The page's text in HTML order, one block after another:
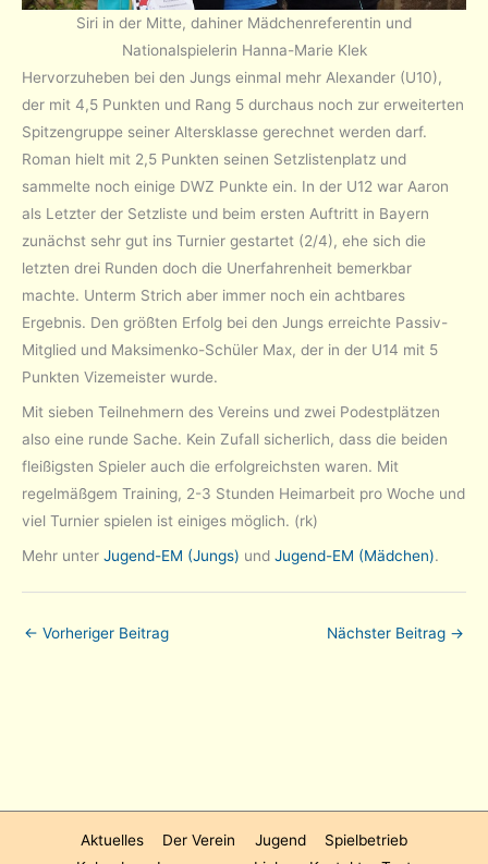
Siri in der Mitte, dahiner Mädchenreferentin und
Nationalspielerin Hanna-Marie Klek
Hervorzuheben bei den Jungs einmal mehr Alexander (U10),
der mit 4,5 Punkten und Rang 5 durchaus noch zur erweiterten
Spitzengruppe seiner Altersklasse gerechnet werden darf.
Roman hielt mit 2,5 Punkten seinen Setzlistenplatz und
sammelte noch einige DWZ Punkte ein. In der U12 war Aaron
als Letzter der Setzliste und beim ersten Auftritt in Bayern
zunächst sehr gut ins Turnier gestartet (2/4), ehe sich die
letzten drei Runden doch die Unerfahrenheit bemerkbar
machte. Unterm Strich aber immer noch ein achtbares
Ergebnis. Den größten Erfolg bei den Jungs erreichte Passiv-
Mitglied und Maksimenko-Schüler Max, der in der U14 mit 5
Punkten Vizemeister wurde.
Mit sieben Teilnehmern des Vereins und zwei Podestplätzen
also eine runde Sache. Kein Zufall sicherlich, dass die beiden
fleißigsten Spieler auch die erfolgreichsten waren. Mit
regelmäßgem Training, 2-3 Stunden Heimarbeit pro Woche und
viel Turnier spielen ist einiges möglich. (rk)
Mehr unter Jugend-EM (Jungs) und Jugend-EM (Mädchen).
← Vorheriger Beitrag Nächster Beitrag →
Aktuelles Der Verein Jugend
Spielbetrieb